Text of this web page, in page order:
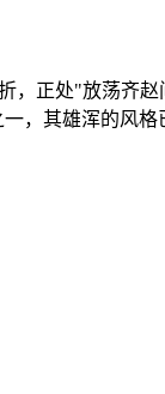
，正处"放荡
，其雄浑的风